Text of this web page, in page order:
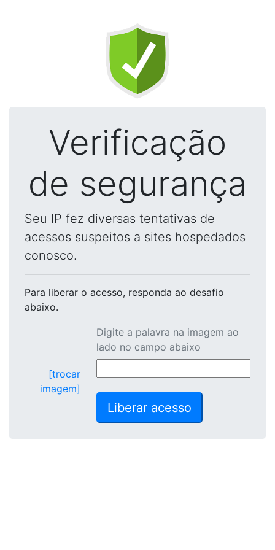
Verificação
de segurança
Seu IP fez diversas tentativas de
acessos suspeitos a sites hospedados
conosco.
Para liberar o acesso, responda ao desafio
abaixo.
[trocar
imagem]
Digite a palavra na imagem ao
lado no campo abaixo